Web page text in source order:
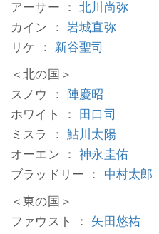
アーサー ：北川尚弥
カイン ：岩城直弥
リケ ： 新谷聖司
＜北の国＞
スノウ ：
陣慶昭
ホワイト ： 田口司
ミスラ ：鮎川太陽
オーエン ：神永圭佑
ブラッドリー ： 中村太郎
＜東の国＞
ファウスト ： 矢田悠祐